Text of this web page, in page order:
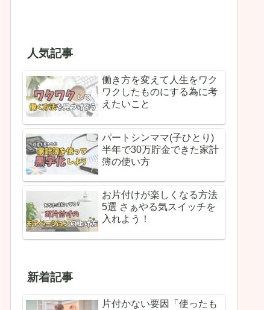
人気記事
働き方を変えて人生をワク
ワクしたものにする為に考
えたいこと
パートシンママ(子ひとり)
半年で30万貯金できた家計
簿の使い方
お片付けが楽しくなる方法
5選 さぁやる気スイッチを
入れよう！
新着記事
片付かない要因「使ったも